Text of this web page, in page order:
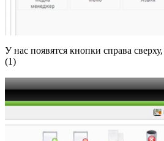
У нас появятся кнопки справа
(1)